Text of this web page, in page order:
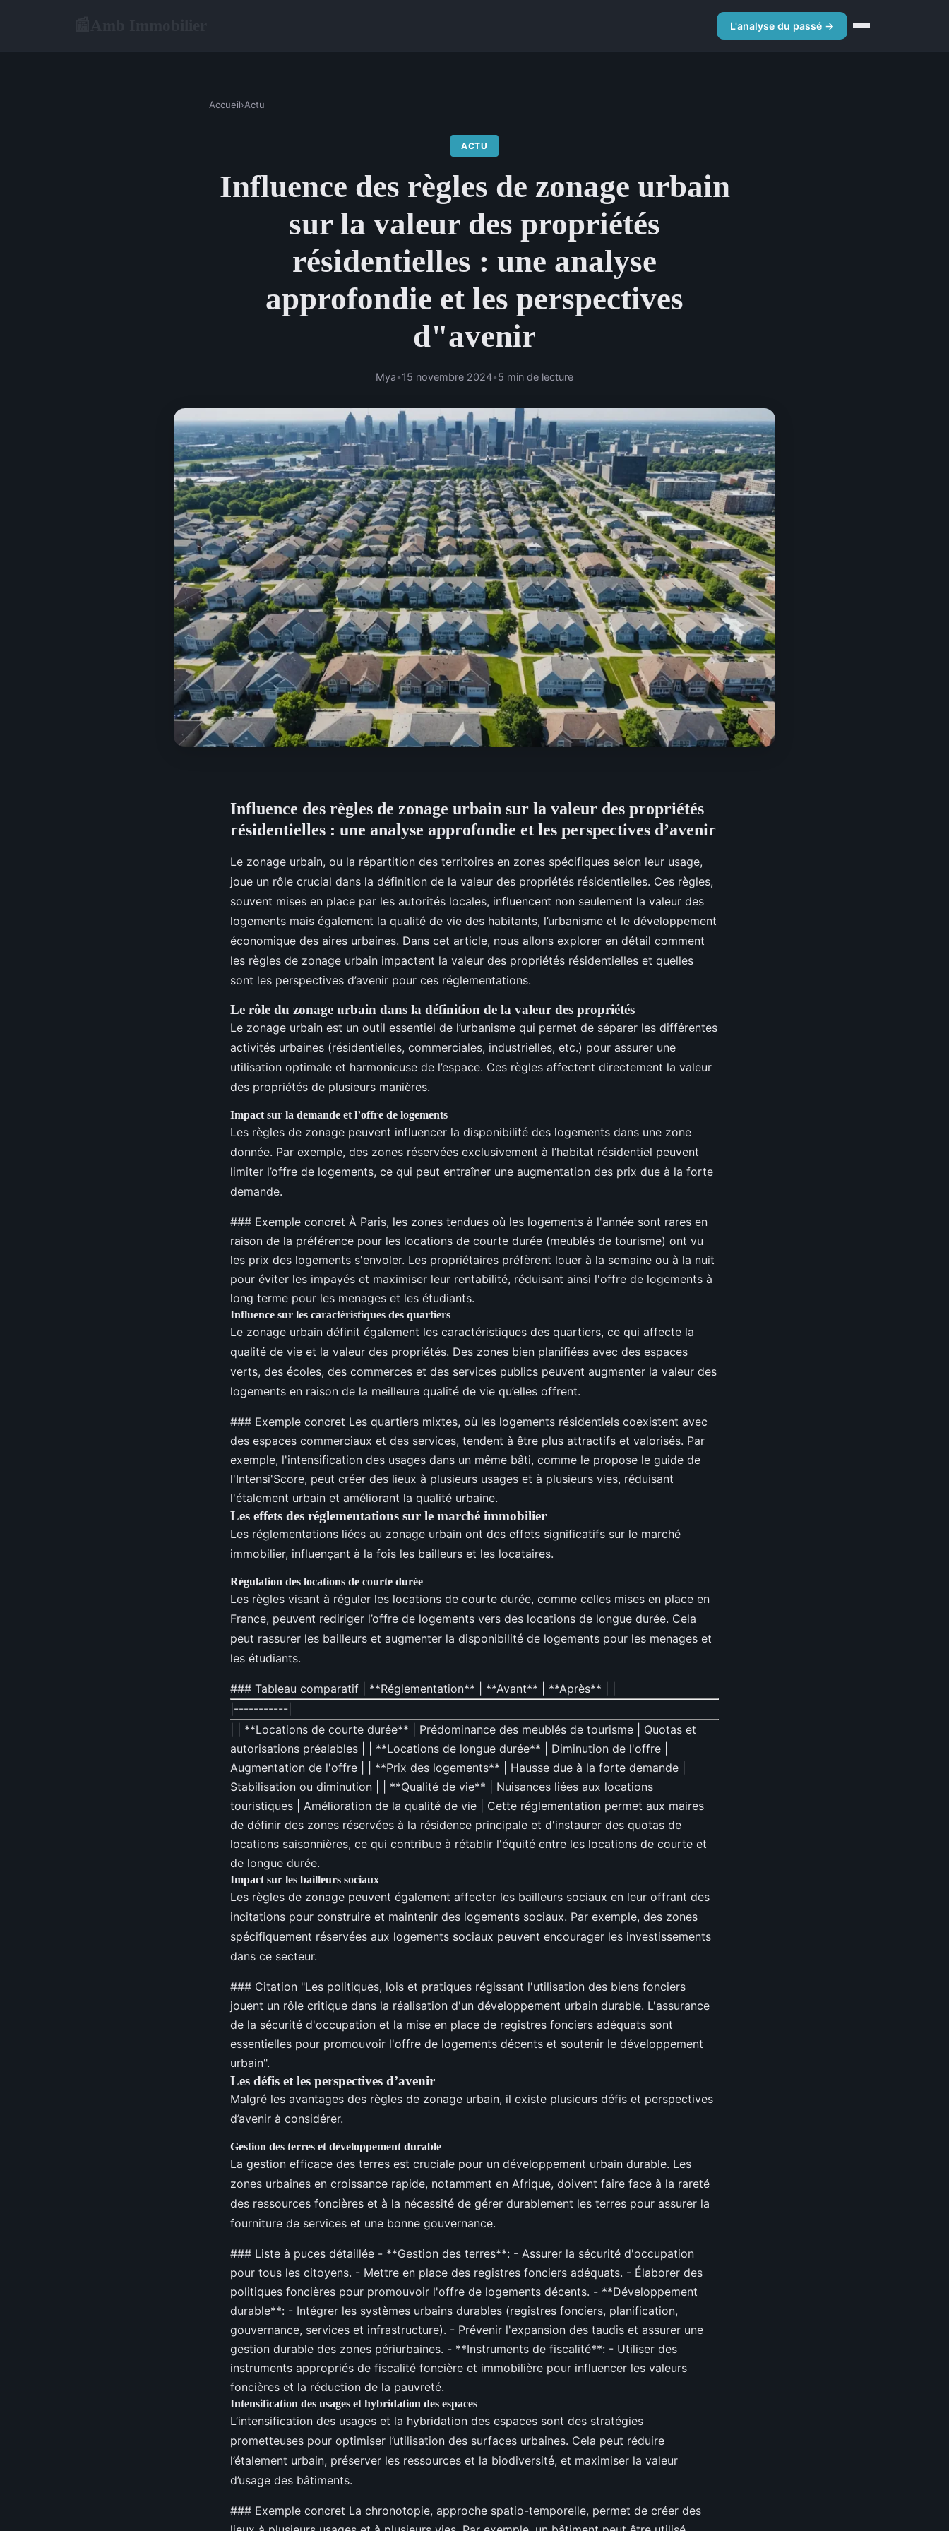
L'analyse du passé →
Accueil›Actu
ACTU
Influence des règles de zonage urbain
sur la valeur des propriétés
résidentielles : une analyse
approfondie et les perspectives
d"avenir
Mya•15 novembre 2024•5 min de lecture
Influence des règles de zonage urbain sur la valeur des propriétés
résidentielles : une analyse approfondie et les perspectives d’avenir
Le zonage urbain, ou la répartition des territoires en zones spécifiques selon leur usage,
joue un rôle crucial dans la définition de la valeur des propriétés résidentielles. Ces règles,
souvent mises en place par les autorités locales, influencent non seulement la valeur des
logements mais également la qualité de vie des habitants, l’urbanisme et le développement
économique des aires urbaines. Dans cet article, nous allons explorer en détail comment
les règles de zonage urbain impactent la valeur des propriétés résidentielles et quelles
sont les perspectives d’avenir pour ces réglementations.
Le rôle du zonage urbain dans la définition de la valeur des propriétés
Le zonage urbain est un outil essentiel de l’urbanisme qui permet de séparer les différentes
activités urbaines (résidentielles, commerciales, industrielles, etc.) pour assurer une
utilisation optimale et harmonieuse de l’espace. Ces règles affectent directement la valeur
des propriétés de plusieurs manières.
Impact sur la demande et l’offre de logements
Les règles de zonage peuvent influencer la disponibilité des logements dans une zone
donnée. Par exemple, des zones réservées exclusivement à l’habitat résidentiel peuvent
limiter l’offre de logements, ce qui peut entraîner une augmentation des prix due à la forte
demande.
### Exemple concret À Paris, les zones tendues où les logements à l'année sont rares en
raison de la préférence pour les locations de courte durée (meublés de tourisme) ont vu
les prix des logements s'envoler. Les propriétaires préfèrent louer à la semaine ou à la nuit
pour éviter les impayés et maximiser leur rentabilité, réduisant ainsi l'offre de logements à
long terme pour les menages et les étudiants.
Influence sur les caractéristiques des quartiers
Le zonage urbain définit également les caractéristiques des quartiers, ce qui affecte la
qualité de vie et la valeur des propriétés. Des zones bien planifiées avec des espaces
verts, des écoles, des commerces et des services publics peuvent augmenter la valeur des
logements en raison de la meilleure qualité de vie qu’elles offrent.
### Exemple concret Les quartiers mixtes, où les logements résidentiels coexistent avec
des espaces commerciaux et des services, tendent à être plus attractifs et valorisés. Par
exemple, l'intensification des usages dans un même bâti, comme le propose le guide de
l'Intensi'Score, peut créer des lieux à plusieurs usages et à plusieurs vies, réduisant
l'étalement urbain et améliorant la qualité urbaine.
Les effets des réglementations sur le marché immobilier
Les réglementations liées au zonage urbain ont des effets significatifs sur le marché
immobilier, influençant à la fois les bailleurs et les locataires.
Régulation des locations de courte durée
Les règles visant à réguler les locations de courte durée, comme celles mises en place en
France, peuvent rediriger l’offre de logements vers des locations de longue durée. Cela
peut rassurer les bailleurs et augmenter la disponibilité de logements pour les menages et
les étudiants.
### Tableau comparatif | **Réglementation** | **Avant** | **Après** | |
|-----------|
| | **Locations de courte durée** | Prédominance des meublés de tourisme | Quotas et
autorisations préalables | | **Locations de longue durée** | Diminution de l'offre |
Augmentation de l'offre | | **Prix des logements** | Hausse due à la forte demande |
Stabilisation ou diminution | | **Qualité de vie** | Nuisances liées aux locations
touristiques | Amélioration de la qualité de vie | Cette réglementation permet aux maires
de définir des zones réservées à la résidence principale et d'instaurer des quotas de
locations saisonnières, ce qui contribue à rétablir l'équité entre les locations de courte et
de longue durée.
Impact sur les bailleurs sociaux
Les règles de zonage peuvent également affecter les bailleurs sociaux en leur offrant des
incitations pour construire et maintenir des logements sociaux. Par exemple, des zones
spécifiquement réservées aux logements sociaux peuvent encourager les investissements
dans ce secteur.
### Citation "Les politiques, lois et pratiques régissant l'utilisation des biens fonciers
jouent un rôle critique dans la réalisation d'un développement urbain durable. L'assurance
de la sécurité d'occupation et la mise en place de registres fonciers adéquats sont
essentielles pour promouvoir l'offre de logements décents et soutenir le développement
urbain".
Les défis et les perspectives d’avenir
Malgré les avantages des règles de zonage urbain, il existe plusieurs défis et perspectives
d’avenir à considérer.
Gestion des terres et développement durable
La gestion efficace des terres est cruciale pour un développement urbain durable. Les
zones urbaines en croissance rapide, notamment en Afrique, doivent faire face à la rareté
des ressources foncières et à la nécessité de gérer durablement les terres pour assurer la
fourniture de services et une bonne gouvernance.
### Liste à puces détaillée - **Gestion des terres**: - Assurer la sécurité d'occupation
pour tous les citoyens. - Mettre en place des registres fonciers adéquats. - Élaborer des
politiques foncières pour promouvoir l'offre de logements décents. - **Développement
durable**: - Intégrer les systèmes urbains durables (registres fonciers, planification,
gouvernance, services et infrastructure). - Prévenir l'expansion des taudis et assurer une
gestion durable des zones périurbaines. - **Instruments de fiscalité**: - Utiliser des
instruments appropriés de fiscalité foncière et immobilière pour influencer les valeurs
foncières et la réduction de la pauvreté.
Intensification des usages et hybridation des espaces
L’intensification des usages et la hybridation des espaces sont des stratégies
prometteuses pour optimiser l’utilisation des surfaces urbaines. Cela peut réduire
l’étalement urbain, préserver les ressources et la biodiversité, et maximiser la valeur
d’usage des bâtiments.
### Exemple concret La chronotopie, approche spatio-temporelle, permet de créer des